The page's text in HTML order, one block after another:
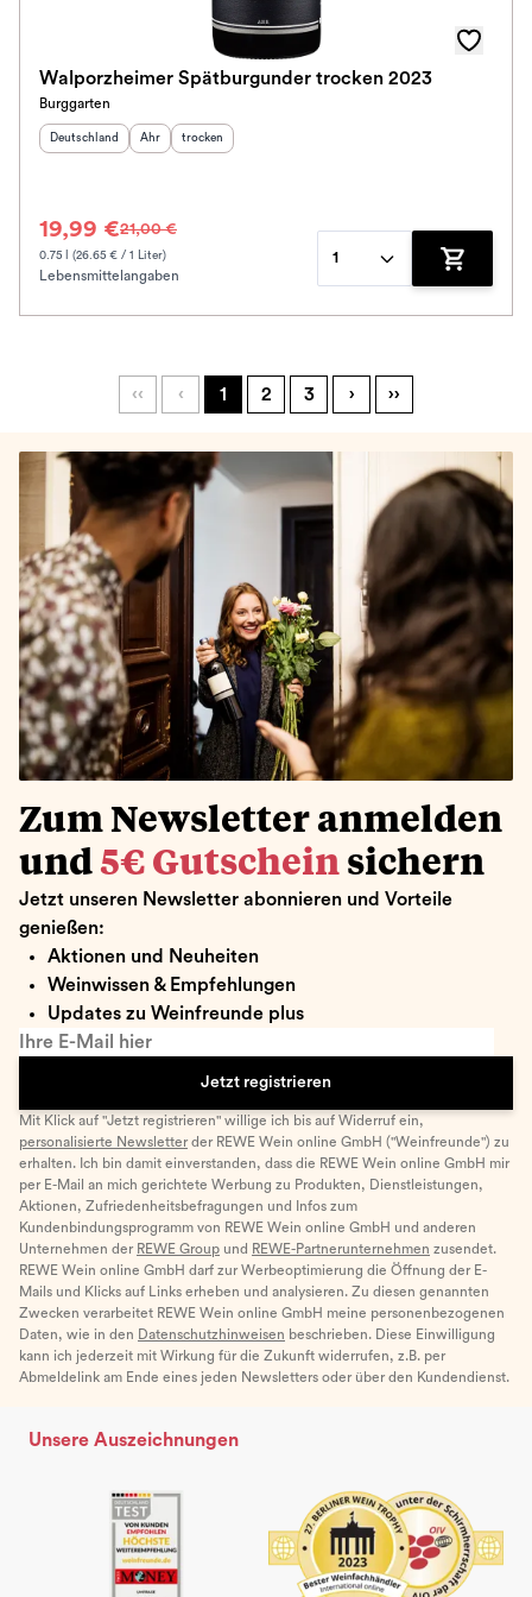
Walporzheimer Spätburgunder trocken 2023
Burggarten
Herkunftsland
Deutschland Herkunftsregion
Ahr Geschmack
trocken
19,99 €21,00 €
0.75 l (26.65 € / 1 Liter)
Lebensmittelangaben
1
Zum
‹‹ ‹ 1 2 3 › ››
Zum Newsletter anmelden
und 5€ Gutschein sichern
Jetzt unseren Newsletter abonnieren und Vorteile
genießen:
Aktionen und Neuheiten
Weinwissen & Empfehlungen
Updates zu Weinfreunde plus
Ihre E-Mail hier
Jetzt registrieren
Mit Klick auf "Jetzt registrieren" willige ich bis auf Widerruf ein,
personalisierte Newsletter der REWE Wein online GmbH ("Weinfreunde") zu
erhalten. Ich bin damit einverstanden, dass die REWE Wein online GmbH mir
per E-Mail an mich gerichtete Werbung zu Produkten, Dienstleistungen,
Aktionen, Zufriedenheitsbefragungen und Infos zum
Kundenbindungsprogramm von REWE Wein online GmbH und anderen
Unternehmen der REWE Group und REWE-Partnerunternehmen zusendet.
REWE Wein online GmbH darf zur Werbeoptimierung die Öffnung der E-
Mails und Klicks auf Links erheben und analysieren. Zu diesen genannten
Zwecken verarbeitet REWE Wein online GmbH meine personenbezogenen
Daten, wie in den Datenschutzhinweisen beschrieben. Diese Einwilligung
kann ich jederzeit mit Wirkung für die Zukunft widerrufen, z.B. per
Abmeldelink am Ende eines jeden Newsletters oder über den Kundendienst.
Unsere Auszeichnungen